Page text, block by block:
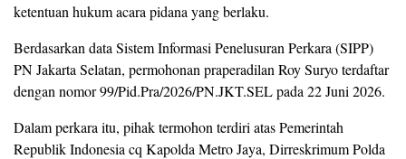
ketentuan hukum acara pidana yang berlaku.
Berdasarkan data Sistem Informasi Penelusuran Perkara (SIPP)
PN Jakarta Selatan, permohonan praperadilan Roy Suryo terdaftar
dengan nomor 99/Pid.Pra/2026/PN.JKT.SEL pada 22 Juni 2026.
Dalam perkara itu, pihak termohon terdiri atas Pemerintah
Republik Indonesia cq Kapolda Metro Jaya, Dirreskrimum Polda